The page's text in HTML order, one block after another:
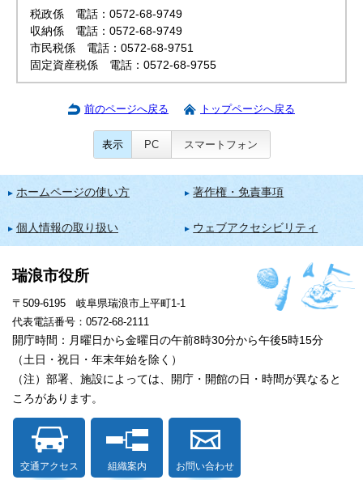
税政係 電話：0572-68-9749
収納係 電話：0572-68-9749
市民税係 電話：0572-68-9751
固定資産税係 電話：0572-68-9755
前のページへ戻る トップページへ戻る
表示 PC スマートフォン
ホームページの使い方 著作権・免責事項
個人情報の取り扱い ウェブアクセシビリティ
瑞浪市役所
〒509-6195 岐阜県瑞浪市上平町1-1
代表電話番号：0572-68-2111
開庁時間：月曜日から金曜日の午前8時30分から午後5時15分
（土日・祝日・年末年始を除く）
（注）部署、施設によっては、開庁・開館の日・時間が異なると
ころがあります。
交通アクセス 組織案内 お問い合わせ